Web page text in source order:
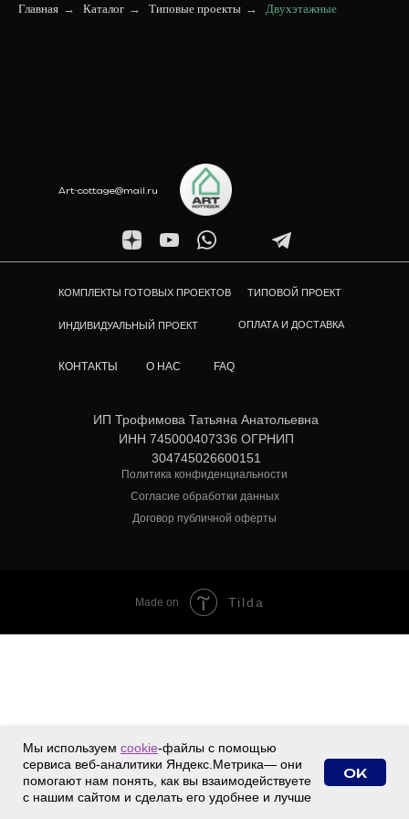
Главная → Каталог → Типовые проекты → Двухэтажные
Art-cottage@mail.ru
КОМПЛЕКТЫ ГОТОВЫХ ПРОЕКТОВ
ИНДИВИДУАЛЬНЫЙ ПРОЕКТ
ТИПОВОЙ ПРОЕКТ
О НАС
КОНТАКТЫ
ИП Трофимова Татьяна Анатольевна
ИНН 745000407336 ОГРНИП
304745026600151
Политика конфиденциальности
Согласие обработки данных
Договор публичной оферты
FAQ
ОПЛАТА И ДОСТАВКА
Мы используем cookie-файлы с помощью
сервиса веб-аналитики Яндекс.Метрика— они
помогают нам понять, как вы взаимодействуете
с нашим сайтом и сделать его удобнее и лучше
ОК
Made on Tilda